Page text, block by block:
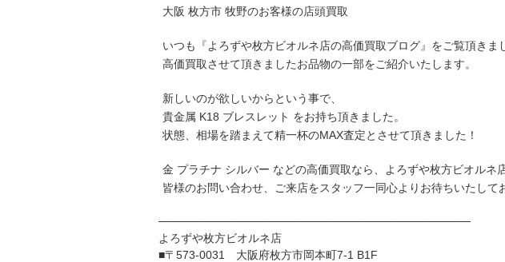
大阪 枚方市 牧野のお客様の店頭買取
いつも『よろずや枚方ビオルネ店の高価買取ブログ』をご覧頂きま
高価買取させて頂きましたお品物の一部をご紹介いたします。
新しいのが欲しいからという事で、
貴金属 K18 ブレスレット をお持ち頂きました。
状態、相場を踏まえて精一杯のMAX査定とさせて頂きました！
金 プラチナ シルバー などの高価買取なら、よろずや枚方ビオルネ
皆様のお問い合わせ、ご来店をスタッフ一同心よりお待ちいたして
───────────────────────────────────────
よろずや枚方ビオルネ店
■〒573-0031 大阪府枚方市岡本町7-1 B1F